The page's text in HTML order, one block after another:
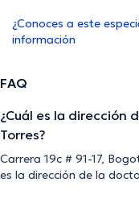
¿Conoces a este
información
FAQ
¿Cuál es la dirección
Torres?
Carrera 19c # 91-17,
es la dirección de la